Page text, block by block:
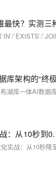
：从10秒到